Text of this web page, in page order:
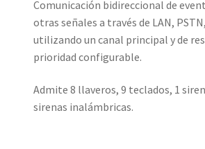
Comunicación bidireccional de
otras señales a través de LAN, PSTN,
utilizando un canal principal y de
prioridad configurable.
Admite 8 llaveros, 9 teclados, 1
sirenas inalámbricas.